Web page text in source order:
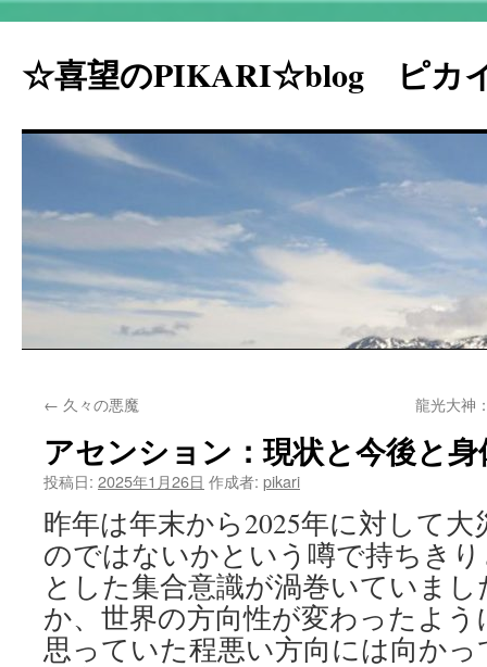
☆喜望のPIKARI☆blog ピ
ン
テ
ン
ツ
ス
キ
← 久々の悪魔 龍光大神
アセンション：現状と今後と
投稿日: 2025年1月26日 作成者: pikari
昨年は年末から2025年に対して
のではないかという噂で持ちき
とした集合意識が渦巻いていま
か、世界の方向性が変わったよ
思っていた程悪い方向には向か